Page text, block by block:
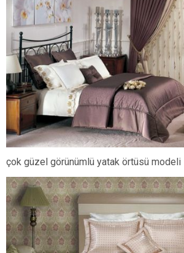
çok güzel görünümlü yatak örtüsü modeli